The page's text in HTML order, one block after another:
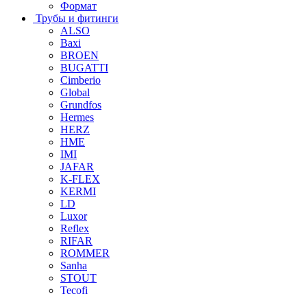
Формат
Трубы и фитинги
ALSO
Baxi
BROEN
BUGATTI
Cimberio
Global
Grundfos
Hermes
HERZ
HME
IMI
JAFAR
K-FLEX
KERMI
LD
Luxor
Reflex
RIFAR
ROMMER
Sanha
STOUT
Tecofi